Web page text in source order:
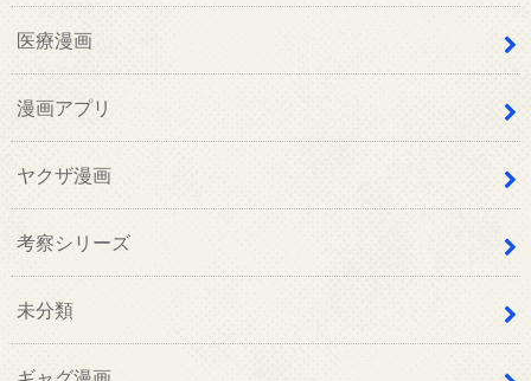
医療漫画
漫画アプリ
ヤクザ漫画
考察シリーズ
未分類